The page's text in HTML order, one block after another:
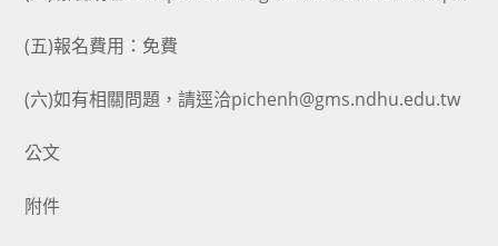
(五)報名費用：免費
(六)如有相關問題，請逕洽pichenh@gms.ndhu.edu.tw
公文
附件